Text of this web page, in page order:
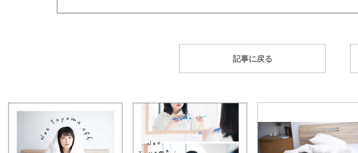
記事に戻る